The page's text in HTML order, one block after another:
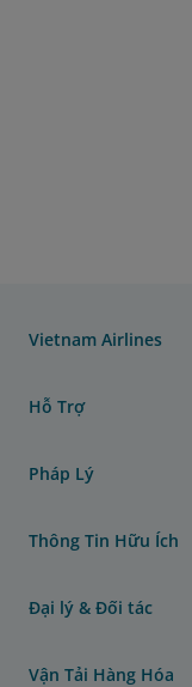
Vietnam Airlines
Hỗ Trợ
Pháp Lý
Thông Tin Hữu Ích
Đại lý & Đối tác
Vận Tải Hàng Hóa